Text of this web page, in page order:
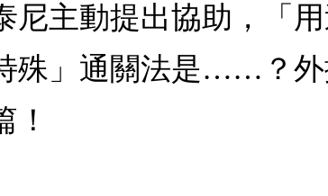
尼主動提出協助，「
殊」通關法是……？外
！